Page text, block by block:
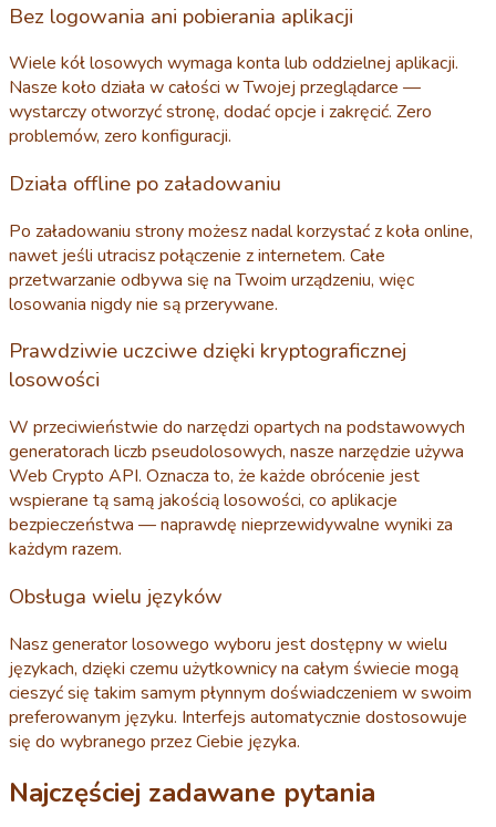
Bez logowania ani pobierania aplikacji
Wiele kół losowych wymaga konta lub oddzielnej aplikacji.
Nasze koło działa w całości w Twojej przeglądarce —
wystarczy otworzyć stronę, dodać opcje i zakręcić. Zero
problemów, zero konfiguracji.
Działa offline po załadowaniu
Po załadowaniu strony możesz nadal korzystać z koła online,
nawet jeśli utracisz połączenie z internetem. Całe
przetwarzanie odbywa się na Twoim urządzeniu, więc
losowania nigdy nie są przerywane.
Prawdziwie uczciwe dzięki kryptograficznej
losowości
W przeciwieństwie do narzędzi opartych na podstawowych
generatorach liczb pseudolosowych, nasze narzędzie używa
Web Crypto API. Oznacza to, że każde obrócenie jest
wspierane tą samą jakością losowości, co aplikacje
bezpieczeństwa — naprawdę nieprzewidywalne wyniki za
każdym razem.
Obsługa wielu języków
Nasz generator losowego wyboru jest dostępny w wielu
językach, dzięki czemu użytkownicy na całym świecie mogą
cieszyć się takim samym płynnym doświadczeniem w swoim
preferowanym języku. Interfejs automatycznie dostosowuje
się do wybranego przez Ciebie języka.
Najczęściej zadawane pytania